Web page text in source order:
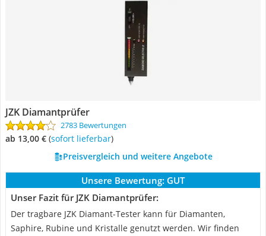
JZK Diamantprüfer
2783 Bewertungen
ab 13,00 € ( Sofort lieferbar)
Preisvergleich und weitere Angebote
Unsere Bewertung: GUT
Unser Fazit für JZK Diamantprüfer:
Der tragbare JZK Diamant-Tester kann für Diamanten,
Saphire, Rubine und Kristalle genutzt werden. Wir finden